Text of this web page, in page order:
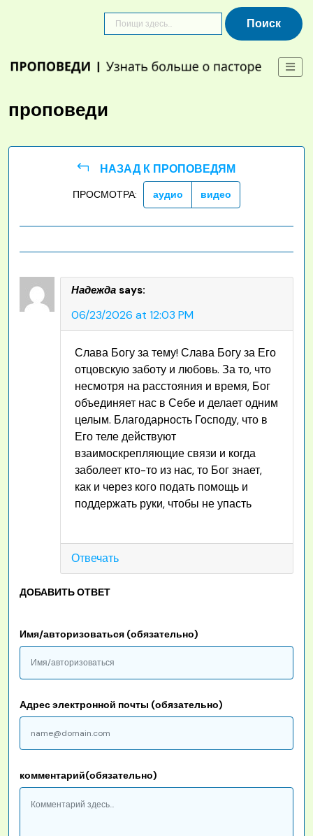
проповеди
НАЗАД К ПРОПОВЕДЯМ
ПРОСМОТРА: аудио видео
Надежда says:
06/23/2026 at 12:03 PM
Слава Богу за тему! Слава Богу за Его
отцовскую заботу и любовь. За то, что
несмотря на расстояния и время, Бог
объединяет нас в Себе и делает одним
целым. Благодарность Господу, что в
Его теле действуют
взаимоскрепляющие связи и когда
заболеет кто-то из нас, то Бог знает,
как и через кого подать помощь и
поддержать руки, чтобы не упасть
Отвечать
ДОБАВИТЬ ОТВЕТ
комментарий(обязательно)
Имя/авторизоваться (обязательно)
Адрес электронной почты (обязательно)